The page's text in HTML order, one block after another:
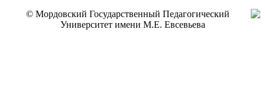
© Мордовский Государственный Педагогический
Университет имени М.Е. Евсевьева